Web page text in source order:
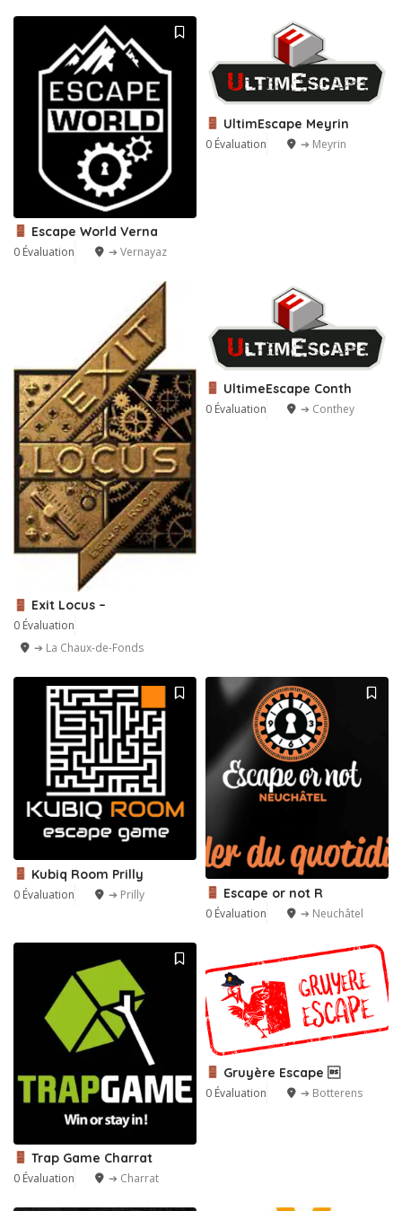
Escape World Verna
0 Évaluation ➔ Vernayaz
UltimEscape Meyrin
0 Évaluation ➔ Meyrin
Exit Locus –
0 Évaluation
➔ La Chaux-de-Fonds
UltimeEscape Conth
0 Évaluation ➔ Conthey
Kubiq Room Prilly
0 Évaluation ➔ Prilly Escape or not R
0 Évaluation ➔ Neuchâtel
Trap Game Charrat
0 Évaluation ➔ Charrat
Gruyère Escape 
0 Évaluation ➔ Botterens